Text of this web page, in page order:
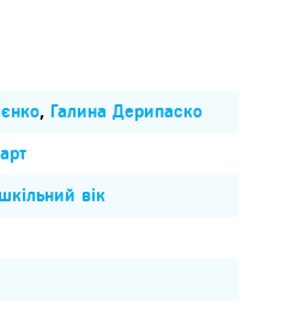
, Галина Дерипаско
вік